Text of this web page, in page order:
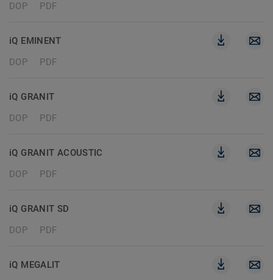
DOP
PDF
iQ EMINENT
DOP
PDF
iQ GRANIT
DOP
PDF
iQ GRANIT ACOUSTIC
DOP
PDF
iQ GRANIT SD
DOP
PDF
iQ MEGALIT